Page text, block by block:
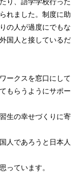
り、語学学校行った
れました。制度に助
の人が過度にでもな
国人と接しているだ
ークスを窓口にして
もらうようにサポー
生の幸せづくりに寄
人であろうと日本人
っています。